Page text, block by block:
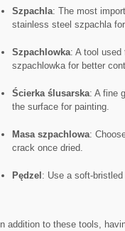
Szpachla: The⁤ most
stainless steel szpachla
Szpachlowka: A tool used‍
⁤szpachlowka for better
Ścierka⁣ ślusarska: A⁤ fine
the surface for painting.
Masa szpachlowa:
crack ⁢once dried.
Pędzel : Use a soft-
In addition⁣ to these tools,